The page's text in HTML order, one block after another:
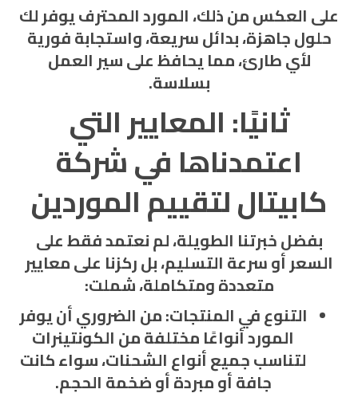
على العكس من ذلك، المورد المحترف يوفر لك
حلول جاهزة، بدائل سريعة، واستجابة فورية
لأي طارئ، مما يحافظ على سير العمل
بسلاسة.
ثانيًا: المعايير التي
اعتمدناها فيشركة
كابيتاللتقييم الموردين
بفضل خبرتنا الطويلة، لم نعتمد فقط على
السعر أو سرعة التسليم، بل ركزنا على معايير
متعددة ومتكاملة، شملت:
التنوع في المنتجات: من الضروري أن يوفر
المورد أنواعًا مختلفة من الكونتينرات
لتناسب جميع أنواع الشحنات، سواء كانت
جافة أو مبردة أو ضخمة الحجم.